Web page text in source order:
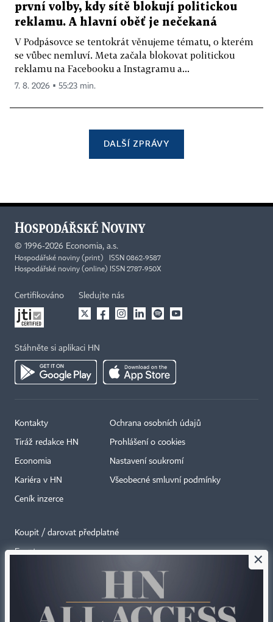
první volby, kdy sítě blokují politickou
reklamu. A hlavní oběť je nečekaná
V Podpásovce se tentokrát věnujeme tématu, o kterém
se vůbec nemluví. Meta začala blokovat politickou
reklamu na Facebooku a Instagramu a...
7. 8. 2026 ▪ 55:23 min.
DALŠÍ ZPRÁVY
© 1996-2026 Economia, a.s.
Hospodářské noviny (print) ISSN 0862-9587
Hospodářské noviny (online) ISSN 2787-950X
Certifikováno Sledujte nás
Stáhněte si aplikaci HN
Kontakty
Tiráž redakce HN
Economia
Kariéra v HN
Ceník inzerce
Ochrana osobních údajů
Prohlášení o cookies
Nastavení soukromí
Všeobecné smluvní podmínky
Koupit / darovat předplatné
Eventy ×